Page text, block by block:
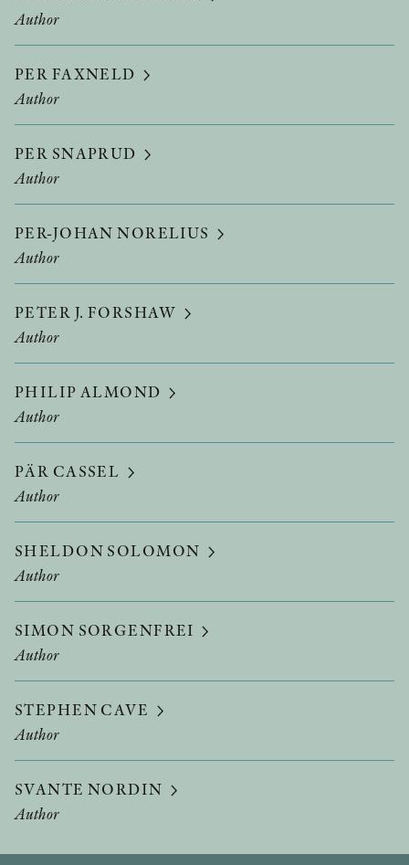
Author
PER FAXNELD
Author
PER SNAPRUD
Author
PER-JOHAN NORELIUS
Author
PETER J. FORSHAW
Author
PHILIP ALMOND
Author
PÄR CASSEL
Author
SHELDON SOLOMON
Author
SIMON SORGENFREI
Author
STEPHEN CAVE
Author
SVANTE NORDIN
Author